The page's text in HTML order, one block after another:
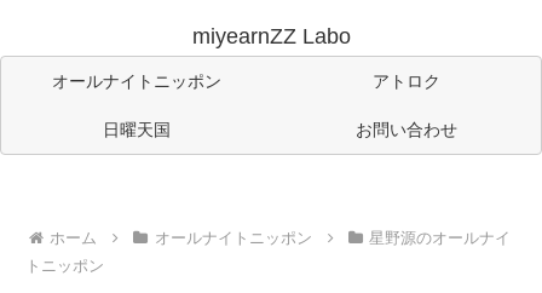
miyearnZZ Labo
オールナイトニッポン アトロク
日曜天国 お問い合わせ
ホーム オールナイトニッポン
星野源のオールナイ
トニッポン